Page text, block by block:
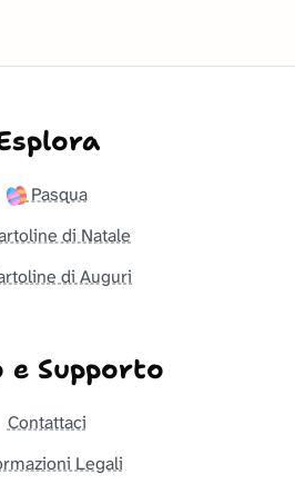
Pasqua
di Natale
di Auguri
e Supporto
Contattaci
Legali